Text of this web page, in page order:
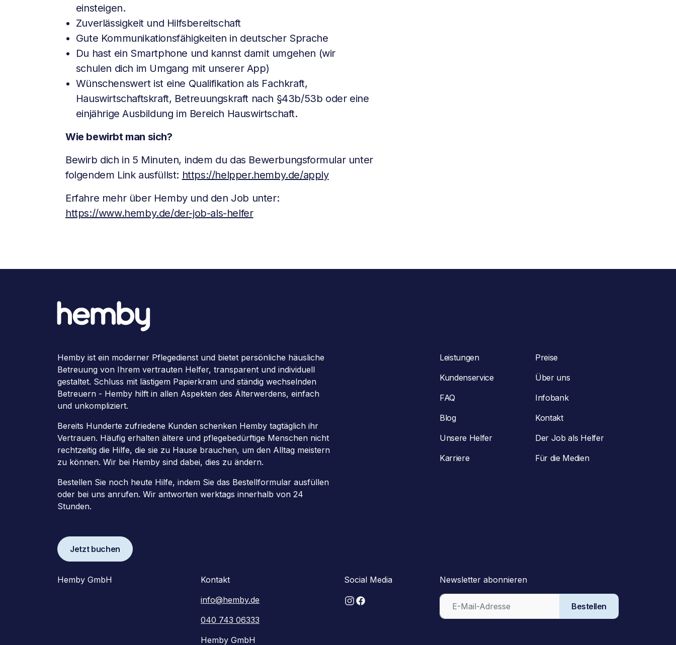
einsteigen.
Zuverlässigkeit und Hilfsbereitschaft
Gute Kommunikationsfähigkeiten in deutscher Sprache
Du hast ein Smartphone und kannst damit umgehen (wir
schulen dich im Umgang mit unserer App)
Wünschenswert ist eine Qualifikation als Fachkraft,
Hauswirtschaftskraft, Betreuungskraft nach §43b/53b oder eine
einjährige Ausbildung im Bereich Hauswirtschaft.
Wie bewirbt man sich?
Bewirb dich in 5 Minuten, indem du das Bewerbungsformular unter
folgendem Link ausfüllst: https://helpper.hemby.de/apply
Erfahre mehr über Hemby und den Job unter:
https://www.hemby.de/der-job-als-helfer
Hemby ist ein moderner Pflegedienst und bietet persönliche häusliche
Betreuung von Ihrem vertrauten Helfer, transparent und individuell
gestaltet. Schluss mit lästigem Papierkram und ständig wechselnden
Betreuern - Hemby hilft in allen Aspekten des Älterwerdens, einfach
und unkompliziert.
Bereits Hunderte zufriedene Kunden schenken Hemby tagtäglich ihr
Vertrauen. Häufig erhalten ältere und pflegebedürftige Menschen nicht
rechtzeitig die Hilfe, die sie zu Hause brauchen, um den Alltag meistern
zu können. Wir bei Hemby sind dabei, dies zu ändern.
Bestellen Sie noch heute Hilfe, indem Sie das Bestellformular ausfüllen
oder bei uns anrufen. Wir antworten werktags innerhalb von 24
Stunden.
Jetzt buchen
Leistungen
Preise
Kundenservice
Über uns
FAQ
Infobank
Blog
Kontakt
Unsere Helfer
Der Job als Helfer
Karriere
Für die Medien
Hemby GmbH
Kontakt
info@hemby.de
040 743 06333
Hemby GmbH
Social Media Newsletter abonnieren
Bestellen